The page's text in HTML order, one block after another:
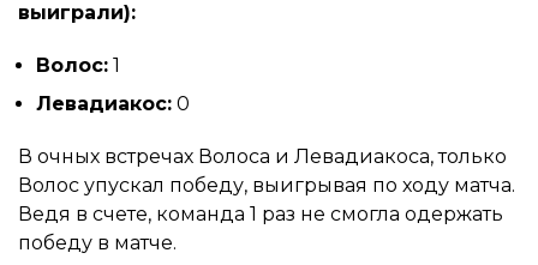
выиграли):
Волос: 1
Левадиакос: 0
В очных встречах Волоса и Левадиакоса, только
Волос упускал победу, выигрывая по ходу матча.
Ведя в счете, команда 1 раз не смогла одержать
победу в матче.